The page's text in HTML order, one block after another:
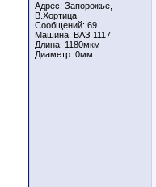
Адрес: Запорожье,
В.Хортица
Сообщений: 69
Машина: ВАЗ 1117
Длина: 1180мкм
Диаметр: 0мм